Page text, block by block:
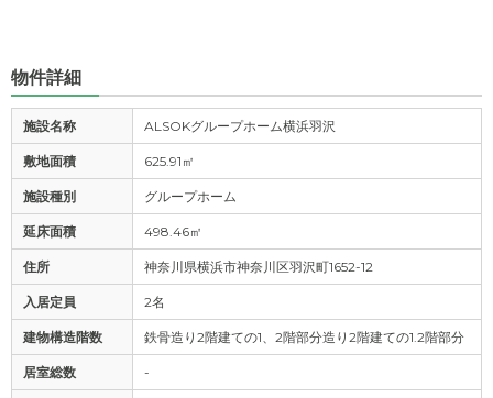
物件詳細
施設名称 ALSOKグループホーム横浜羽沢
敷地面積 625.91㎡
施設種別 グループホーム
延床面積 498.46㎡
住所 神奈川県横浜市神奈川区羽沢町1652-12
入居定員 2名
建物構造階数 鉄骨造り2階建ての1、2階部分造り2階建ての1.2階部分
居室総数 -